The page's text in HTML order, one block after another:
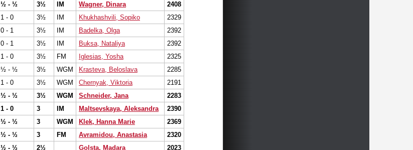
½ - ½ 3½ IM Wagner, Dinara
2408
1 - 0 3½ IM Khukhashvili, Sopiko
2329
0 - 1 3½ IM Badelka, Olga
2392
0 - 1 3½ IM Buksa, Nataliya
2392
1 - 0 3½ FM Iglesias, Yosha
2325
½ - ½ 3½ WGM Krasteva, Beloslava
2285
1 - 0 3½ WGM Chernyak, Viktoria
2191
½ - ½ 3½ WGM Schneider, Jana
2283
1 - 0 3 IM Maltsevskaya, Aleksandra
2390
½ - ½ 3 WGM Klek, Hanna Marie
2369
½ - ½ 3 FM Avramidou, Anastasia
2320
½ - ½ 2½ Golsta, Madara
2023